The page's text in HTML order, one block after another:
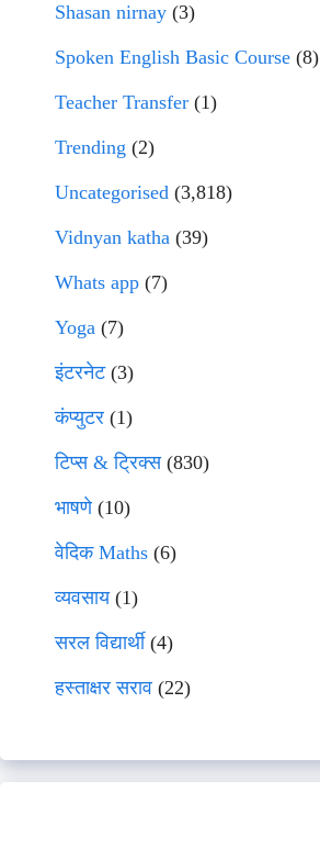
Shasan nirnay (3)
Spoken English Basic Course (8)
Teacher Transfer (1)
Trending (2)
Uncategorised (3,818)
Vidnyan katha (39)
Whats app (7)
Yoga (7)
इंटरनेट(3)
कंप्युटर (1)
टिप्स & ट्रिक्स(830)
भाषणे(10)
वेदिक Maths (6)
व्यवसाय(1)
सरल विद्यार्थी(4)
हस्ताक्षर सराव (22)